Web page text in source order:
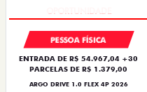
PESSOA FÍSICA
ENTRADA DE R$ 54.967,04 +30
PARCELAS DE R$ 1.379,00
ARGO DRIVE 1.0 FLEX 4P 2026